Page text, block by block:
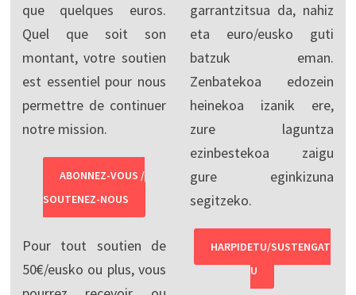
que quelques euros.
Quel que soit son
montant, votre soutien
est essentiel pour nous
permettre de continuer
notre mission.
ABONNEZ-VOUS /
SOUTENEZ-NOUS
Pour tout soutien de
50€/eusko ou plus, vous
garrantzitsua da, nahiz
eta euro/eusko guti
batzuk eman.
Zenbatekoa edozein
heinekoa izanik ere,
zure laguntza
ezinbestekoa zaigu
gure eginkizuna
segitzeko.
HARPIDETU/SUSTENGAT
U